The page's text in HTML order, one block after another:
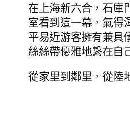
在上海新六合，石庫
室看到這一幕，氣得
平易近游客擁有兼具
絲絲帶優雅地繫在自
從家里到鄰里，從陸